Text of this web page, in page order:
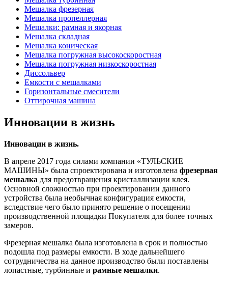
Мешалка фрезерная
Мешалка пропеллерная
Мешалки: рамная и якорная
Мешалка складная
Мешалка коническая
Мешалка погружная высокоскоростная
Мешалка погружная низкоскоростная
Диссольвер
Емкости с мешалками
Горизонтальные смесители
Оттирочная машина
Инновации в жизнь
Инновации в жизнь.
В апреле 2017 года силами компании «ТУЛЬСКИЕ
МАШИНЫ» была спроектирована и изготовлена фрезерная
мешалка для предотвращения кристаллизации клея.
Основной сложностью при проектировании данного
устройства была необычная конфигурация емкости,
вследствие чего было принято решение о посещении
производственной площадки Покупателя для более точных
замеров.
Фрезерная мешалка была изготовлена в срок и полностью
подошла под размеры емкости. В ходе дальнейшего
сотрудничества на данное производство были поставлены
лопастные, турбинные и рамные мешалки.